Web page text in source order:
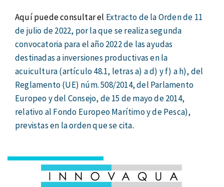
Aquí puede consultar el Extracto de la Orden de 11
de julio de 2022, por la que se realiza segunda
convocatoria para el año 2022 de las ayudas
destinadas a inversiones productivas en la
acuicultura (artículo 48.1, letras a) a d) y f) a h), del
Reglamento (UE) núm. 508/2014, del Parlamento
Europeo y del Consejo, de 15 de mayo de 2014,
relativo al Fondo Europeo Marítimo y de Pesca),
previstas en la orden que se cita.